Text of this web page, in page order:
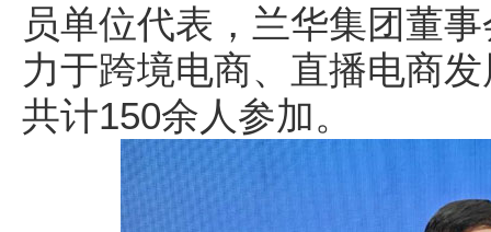
员单位代表，兰华集团董
力于跨境电商、直播电商
共计150余人参加。